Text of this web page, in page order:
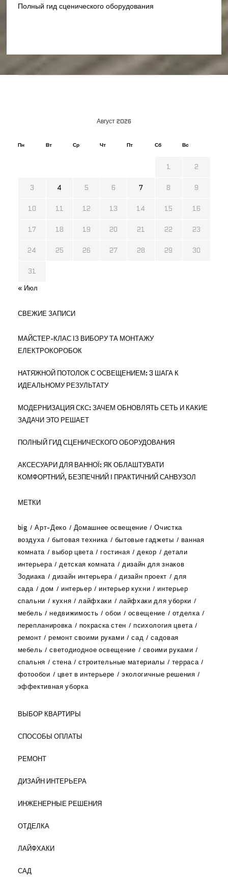
Полный гид сценического оборудования
Август 2026
Пн Вт Ср Чт Пт Сб Вс
1 2
3 4 5 6 7 8 9
10 11 12 13 14 15 16
17 18 19 20 21 22 23
24 25 26 27 28 29 30
31
« Июл
СВЕЖИЕ ЗАПИСИ
МАЙСТЕР-КЛАС ІЗ ВИБОРУ ТА МОНТАЖУ
ЕЛЕКТРОКОРОБОК
НАТЯЖНОЙ ПОТОЛОК С ОСВЕЩЕНИЕМ: 3 ШАГА К
ИДЕАЛЬНОМУ РЕЗУЛЬТАТУ
МОДЕРНИЗАЦИЯ СКС: ЗАЧЕМ ОБНОВЛЯТЬ СЕТЬ И КАКИЕ
ЗАДАЧИ ЭТО РЕШАЕТ
ПОЛНЫЙ ГИД СЦЕНИЧЕСКОГО ОБОРУДОВАНИЯ
АКСЕСУАРИ ДЛЯ ВАННОЇ: ЯК ОБЛАШТУВАТИ
КОМФОРТНИЙ, БЕЗПЕЧНИЙ І ПРАКТИЧНИЙ САНВУЗОЛ
МЕТКИ
big Арт-Деко Домашнее освещение
Очистка
воздуха
бытовая техника бытовые гаджеты
ванная
комната
выбор цвета гостиная декор
детали
интерьера
детская комната
дизайн для знаков
Зодиака
дизайн интерьера дизайн проект
для
сада
дом интерьер интерьер кухни
интерьер
спальни
кухня лайфхаки
лайфхаки для уборки
мебель
недвижимость обои освещение
отделка
перепланировка
покраска стен
психология цвета
ремонт
ремонт своими руками сад
садовая
мебель
светодиодное освещение
своими руками
спальня
стена строительные материалы
терраса
фотообои
цвет в интерьере
экологичные решения
эффективная уборка
ВЫБОР КВАРТИРЫ
СПОСОБЫ ОПЛАТЫ
РЕМОНТ
ДИЗАЙН ИНТЕРЬЕРА
ИНЖЕНЕРНЫЕ РЕШЕНИЯ
ОТДЕЛКА
ЛАЙФХАКИ
САД